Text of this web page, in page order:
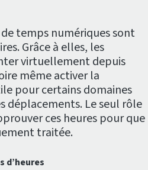
temps numériques sont
Grâce à elles, les
virtuellement depuis
même activer la
pour certains domaines
déplacements. Le seul rôle
ces heures pour que
traitée.
d’heures